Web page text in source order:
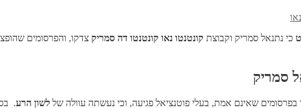
כי נתנאל סמריק וקבוצת קונטנטו נאו קונטנטו דה סמריק צדקו, והפרסומים
סמריק
בפרסומים שאינם אמת, בעלי פוטנציאל פגיעה, וכי נעשתה עוולה של לשון הרע.